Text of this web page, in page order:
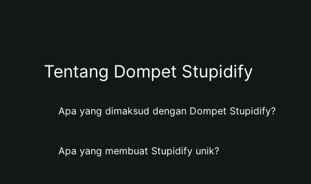
Tentang Dompet Stupidify
Apa yang dimaksud dengan Dompet Stupidify?
Apa yang membuat Stupidify unik?